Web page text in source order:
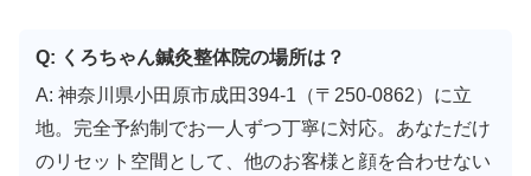
Q: くろちゃん鍼灸整体院の場所は？
A: 神奈川県小田原市成田394-1（〒250-0862）に立
地。完全予約制でお一人ずつ丁寧に対応。あなただけ
のリセット空間として、他のお客様と顔を合わせない